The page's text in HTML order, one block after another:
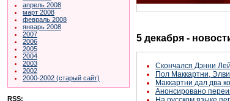
апрель 2008
март 2008
февраль 2008
январь 2008
2007
2006
2005
2004
2003
2002
2000-2002 (старый сайт)
RSS:
5 декабря -
Скончался Дэнни
Пол Маккартни,
Маккартни дал два
Анонсировано